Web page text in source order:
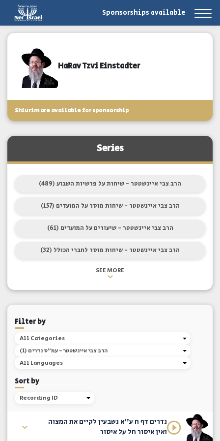
Sponsorships available
HaRav Tzvi Einstadter
Shiurim are available for sponsorship
Series
הרב צבי איינשטטר - שיחות על פרשיות השבוע (489)
הרב צבי איינשטטר - שיחות מוסר על המועדים (157)
הרב צבי איינשטטר - שיעורים על המועדים (61)
הרב צבי איינשטטר - שיחות מוסר לחברי הכולל (32)
SEE MORE
Filter by
All Categories
(1) הרב צבי איינשטטר - עמ"ס נדרים
All Languages
Sort by
Recording ID
נדרים דף ח ע''א נשבעין לקיים את המצוה
ואין איסור חל על איסור